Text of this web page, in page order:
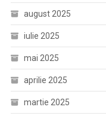
august 2025
iulie 2025
mai 2025
aprilie 2025
martie 2025